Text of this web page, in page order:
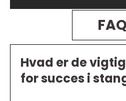
FAQ
Hvad er de
for succes i